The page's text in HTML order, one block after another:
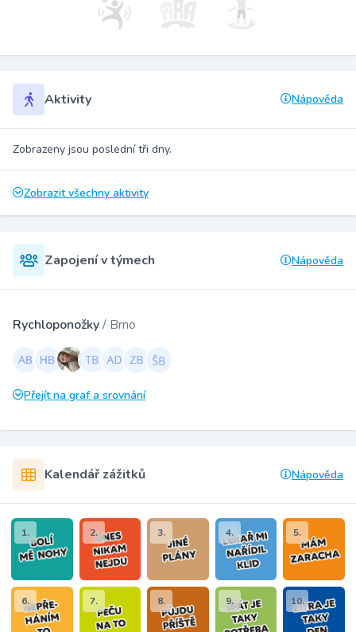
Aktivity Nápověda
Zobrazeny jsou poslední tři dny.
Zobrazit všechny aktivity
Zapojení v týmech Nápověda
Rychloponožky/ Brno
Přejít na graf a srovnání
Kalendář zážitků Nápověda
1. 2. 3. 4. 5.
6. 7. 8. 9. 10.